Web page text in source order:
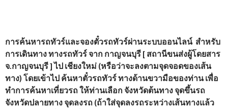
การค้นหารถทัวร์และจองตั๋วรถทัวร์ผ่านระบบออนไลน์ สำหรับ
การเดินทาง ทางรถทัวร์ จาก กาญจนบุรี [ สถานีขนส่งผู้โดยสาร
จ.กาญจนบุรี ] ไป เชียงใหม่ (หรือว่าจะลงตามจุดจอดของเส้น
ทาง) โดยเข้าไป ค้นหาตั๋วรถทัวร์ ทางด้านขวามือของท่าน เพื่อ
ทำการค้นหาเที่ยวรถ ให้ท่านเลือก จังหวัดต้นทาง จุดขึ้นรถ
จังหวัดปลายทาง จุดลงรถ (ถ้าใส่จุดลงรถระหว่างเส้นทางแล้ว